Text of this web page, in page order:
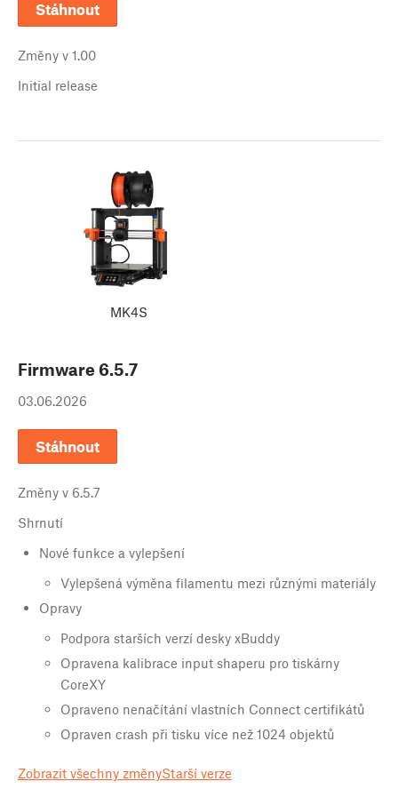
Stáhnout
Změny v 1.00
Initial release
MK4S
Firmware 6.5.7
03.06.2026
Stáhnout
Změny v 6.5.7
Shrnutí
Nové funkce a vylepšení
Vylepšená výměna filamentu mezi různými materiály
Opravy
Podpora starších verzí desky xBuddy
Opravena kalibrace input shaperu pro tiskárny
CoreXY
Opraveno nenačítání vlastních Connect certifikátů
Opraven crash při tisku více než 1024 objektů
Zobrazit všechny změnyStarší verze